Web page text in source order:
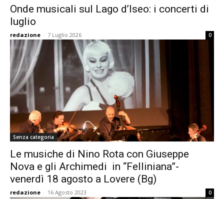
Onde musicali sul Lago d’Iseo: i concerti di
luglio
redazione - 7 Luglio 2026 0
Senza categoria
Le musiche di Nino Rota con Giuseppe
Nova e gli Archimedi in “Felliniana”-
venerdì 18 agosto a Lovere (Bg)
redazione - 16 Agosto 2023 0